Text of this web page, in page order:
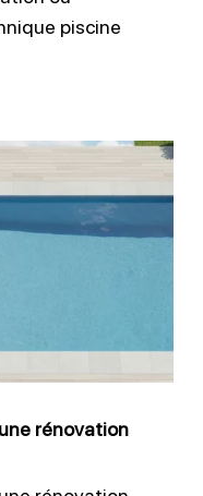
piscine
rénovation